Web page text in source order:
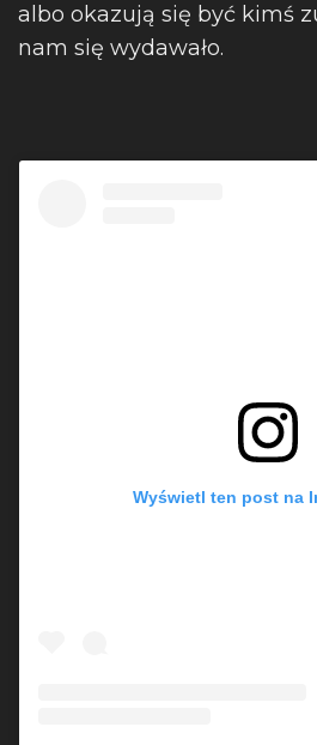
albo okazują się być kimś
nam się wydawało.
Wyświetl ten post na